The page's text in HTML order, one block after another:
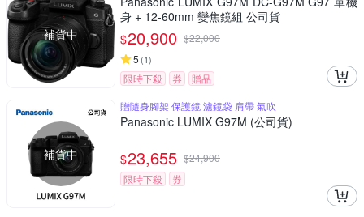
補貨中
身 + 12-60mm 變焦鏡組 公司貨
$20,900 $22,000
5 (1)
限時下殺 券 贈品
補貨中
贈隨身腳架 保護鏡 濾鏡袋 肩帶 氣吹
Panasonic LUMIX G97M (公司貨)
$23,655 $24,900
限時下殺
券